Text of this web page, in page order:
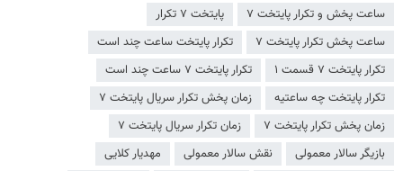
ساعت پخش و تکرار پایتخت ۷
پایتخت ۷ تکرار
ساعت پخش تکرار پایتخت ۷
تکرار پایتخت ساعت چند است
تکرار پایتخت ۷ قسمت ۱
تکرار پایتخت ۷ ساعت چند است
تکرار پایتخت چه ساعتیه
زمان پخش تکرار سریال پایتخت ۷
زمان پخش تکرار پایتخت ۷
زمان تکرار سریال پایتخت ۷
بازیگر سالار معمولی
نقش سالار معمولی
مهدیار کلایی